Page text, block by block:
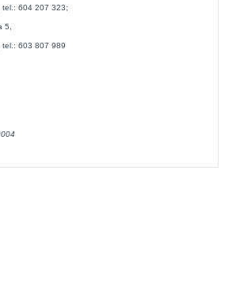
604 207 323;
5,
603 807 989